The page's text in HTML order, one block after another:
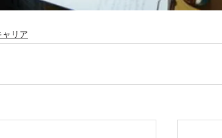
ャリア